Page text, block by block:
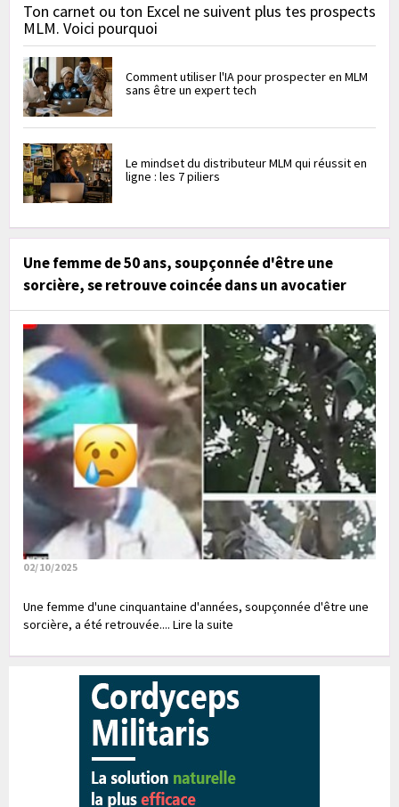
Ton carnet ou ton Excel ne suivent plus tes prospects
MLM. Voici pourquoi
Comment utiliser l'IA pour prospecter en MLM
sans être un expert tech
Le mindset du distributeur MLM qui réussit en
ligne : les 7 piliers
Une femme de 50 ans, soupçonnée d'être une
sorcière, se retrouve coincée dans un avocatier
02/10/2025
Une femme d'une cinquantaine d'années, soupçonnée d'être une
sorcière, a été retrouvée.... Lire la suite